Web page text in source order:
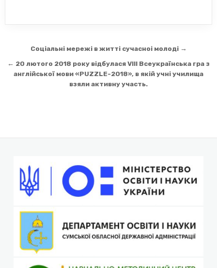
Навігація
записів
Соціальні мережі в житті сучасноі молоді →
← 20 лютого 2018 року відбулася VIIІ Всеукраїнська гра з
англійської мови «PUZZLE-2018», в якій учні училища
взяли активну участь.